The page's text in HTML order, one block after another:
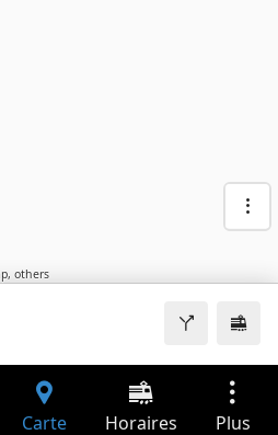
, others
Carte Horaires Plus